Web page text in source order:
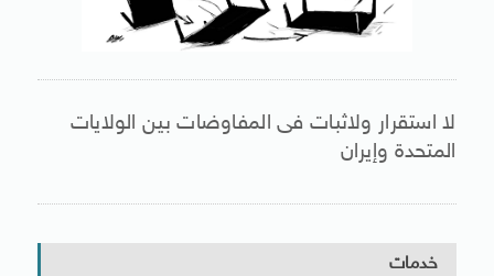
لا استقرار ولاثبات فى المفاوضات بين الولايات
المتحدة وإيران
خدمات